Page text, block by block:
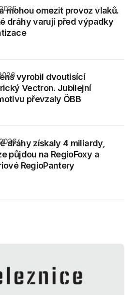
mohou omezit provoz vlaků.
dráhy varují před výpadky
vyrobil dvoutisící
Vectron. Jubilejní
převzaly ÖBB
dráhy získaly 4 miliardy,
půjdou na RegioFoxy a
RegioPantery